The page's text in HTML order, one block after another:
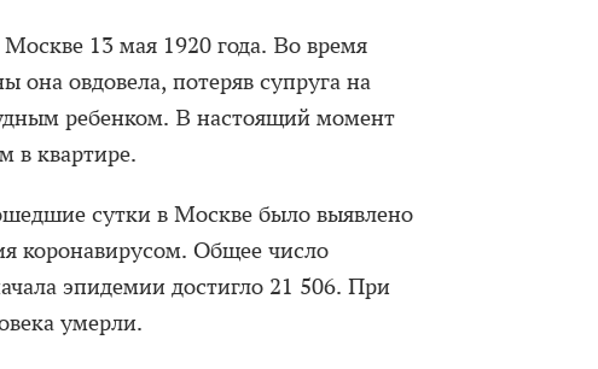
13 мая 1920 года. Во время
она овдовела, потеряв супруга на
ребенком. В настоящий момент
в квартире.
сутки в Москве было выявлено
коронавирусом. Общее число
эпидемии достигло 21 506. При
умерли.